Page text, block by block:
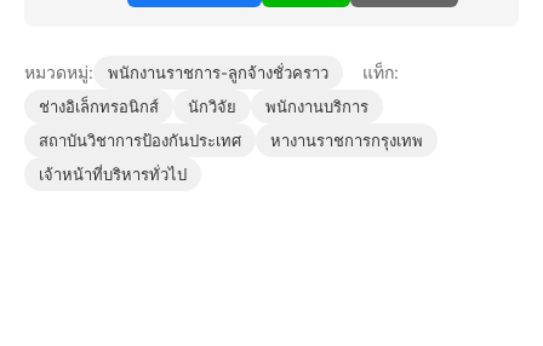
หมวดหมู่: พนักงานราชการ-ลูกจ้างชั่วคราว แท็ก:
ช่างอิเล็กทรอนิกส์ นักวิจัย
พนักงานบริการ
สถาบันวิชาการป้องกันประเทศ
หางานราชการกรุงเทพ
เจ้าหน้าที่บริหารทั่วไป